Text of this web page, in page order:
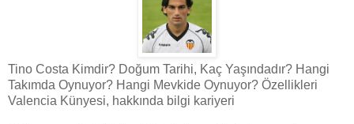
Tino Costa Kimdir? Doğum Tarihi, Kaç Yaşındadır? Hangi
Takımda Oynuyor? Hangi Mevkide Oynuyor? Özellikleri
Valencia Künyesi, hakkında bilgi kariyeri